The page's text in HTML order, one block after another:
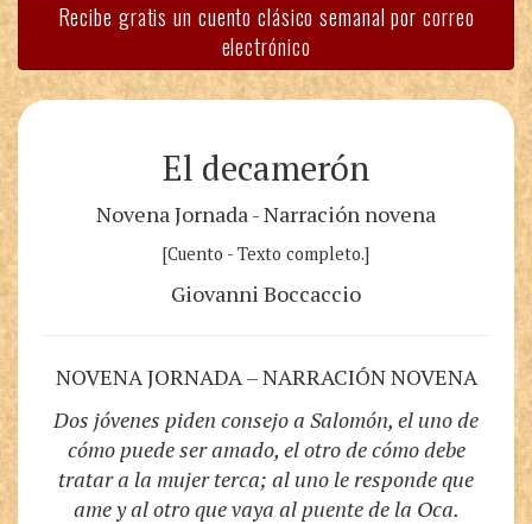
Recibe gratis un cuento clásico semanal por correo
electrónico
El decamerón
Novena Jornada - Narración novena
[Cuento - Texto completo.]
Giovanni Boccaccio
NOVENA JORNADA – NARRACIÓN NOVENA
Dos jóvenes piden consejo a Salomón, el uno de
cómo puede ser amado, el otro de cómo debe
tratar a la mujer terca; al uno le responde que
ame y al otro que vaya al puente de la Oca.